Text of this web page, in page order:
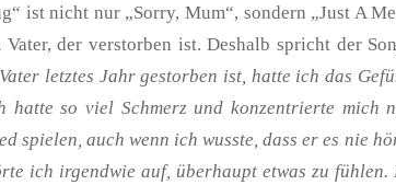
ist nicht nur „Sorry, Mum“, sondern „Just A
der verstorben ist. Deshalb spricht der
letztes Jahr gestorben ist, hatte ich das
hatte so viel Schmerz und konzentrierte mich
spielen, auch wenn ich wusste, dass er es nie
ich irgendwie auf, überhaupt etwas zu